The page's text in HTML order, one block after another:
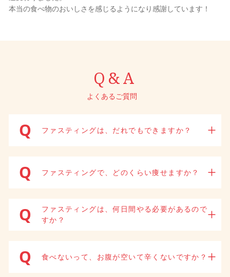
本当の食べ物のおいしさを感じるようになり感謝しています！
Q&A
よくあるご質問
Q ファスティングは、だれでもできますか？ +
Q ファスティングで、どのくらい痩せますか？ +
Q
ファスティングは、何日間やる必要があるので
すか？
+
Q 食べないって、お腹が空いて辛くないですか？ +